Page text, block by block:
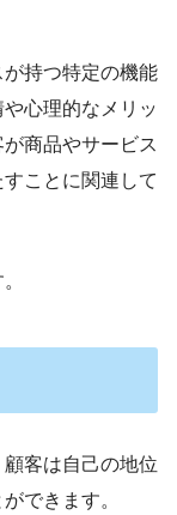
持つ特定の機能
心理的なメリッ
商品やサービス
ことに関連して
客は自己の地位
できます。